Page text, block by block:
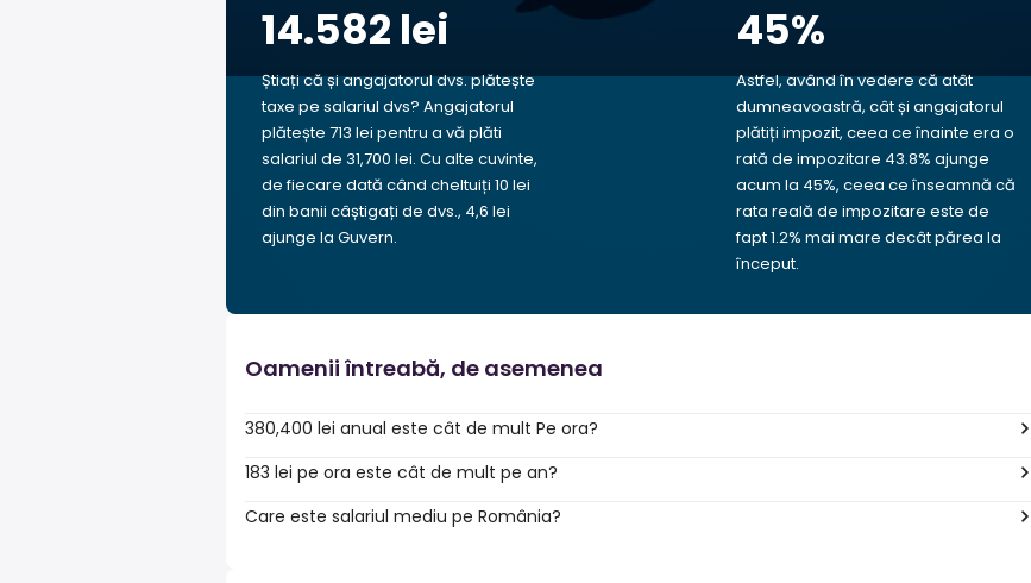
14.582 lei
Știați că și angajatorul dvs. plătește
taxe pe salariul dvs? Angajatorul
plătește 713 lei pentru a vă plăti
salariul de 31,700 lei. Cu alte cuvinte,
de fiecare dată când cheltuiți 10 lei
din banii câștigați de dvs., 4,6 lei
ajunge la Guvern.
45%
Astfel, având în vedere că atât
dumneavoastră, cât și angajatorul
plătiți impozit, ceea ce înainte era o
rată de impozitare 43.8% ajunge
acum la 45%, ceea ce înseamnă că
rata reală de impozitare este de
fapt 1.2% mai mare decât părea la
început.
Oamenii întreabă, de asemenea
380,400 lei anual este cât de mult Pe ora?
183 lei pe ora este cât de mult pe an?
Care este salariul mediu pe România?